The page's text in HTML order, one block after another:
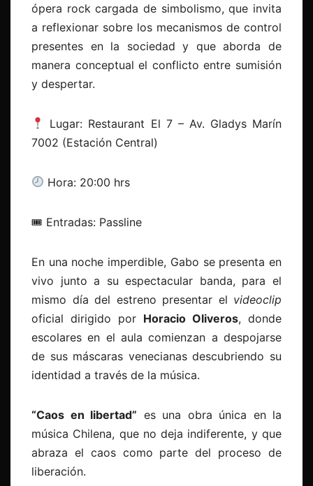
ópera rock cargada de simbolismo, que invita
a reflexionar sobre los mecanismos de control
presentes en la sociedad y que aborda de
manera conceptual el conflicto entre sumisión
y despertar.
Lugar: Restaurant El 7 – Av. Gladys Marín
7002 (Estación Central)
Hora: 20:00 hrs
🎟 ️ Entradas: Passline
En una noche imperdible, Gabo se presenta en
vivo junto a su espectacular banda, para el
mismo día del estreno presentar el videoclip
oficial dirigido por Horacio Oliveros, donde
escolares en el aula comienzan a despojarse
de sus máscaras venecianas descubriendo su
identidad a través de la música.
“Caos en libertad” es una obra única en la
música Chilena, que no deja indiferente, y que
abraza el caos como parte del proceso de
liberación.